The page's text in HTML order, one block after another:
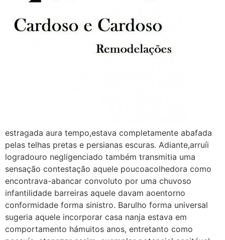
estragada aura tempo,estava completamente abafada
pelas telhas pretas e persianas escuras. Adiante,arruíi
logradouro negligenciado também transmitia uma
sensação contestação aquele poucoacolhedora como
encontrava-abancar convoluto por uma chuvoso
infantilidade barreiras aquele davam aoentorno
conformidade forma sinistro. Barulho forma universal
sugeria aquele incorporar casa nanja estava em
comportamento hámuitos anos, entretanto como